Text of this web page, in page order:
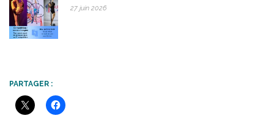
27 juin 2026
PARTAGER :